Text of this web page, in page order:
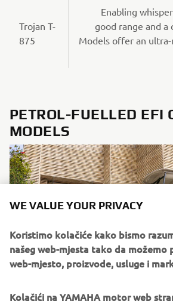
Trojan T-
875
Enabling
good range and a
Models offer an
PETROL-FUELLED EFI
MODELS
WE VALUE YOUR PRIVACY
Koristimo kolačiće kako bismo
našeg web-mjesta tako da možemo
web-mjesto, proizvode, usluge i
Kolačići na YAMAHA motor web